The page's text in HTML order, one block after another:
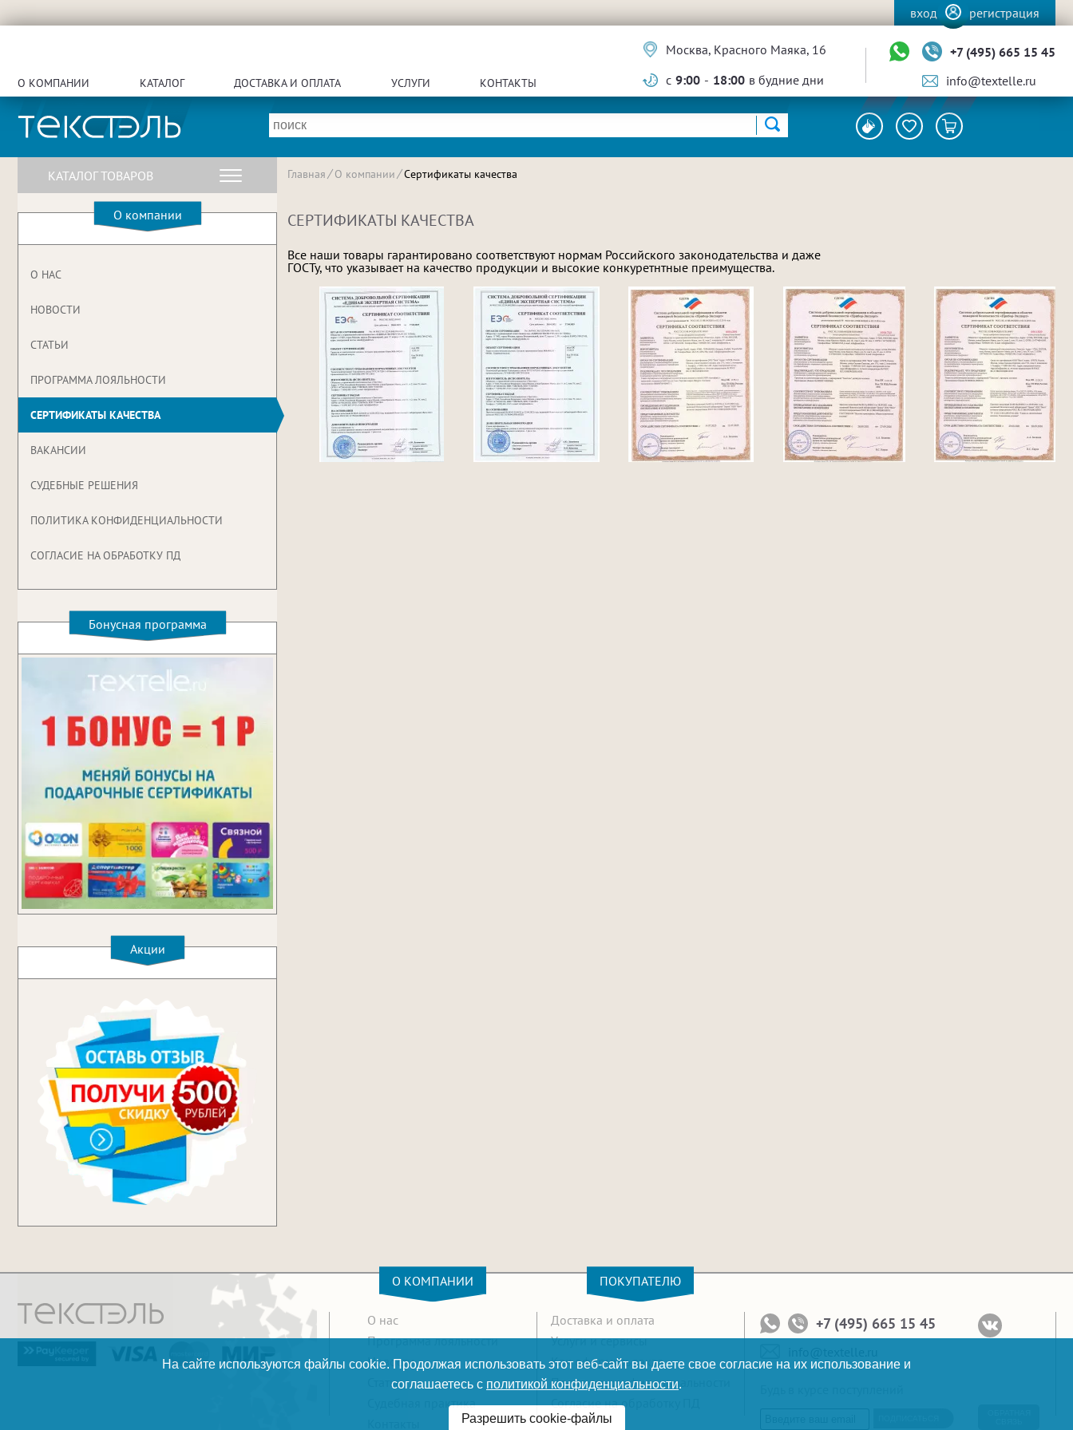
вход регистрация
О КОМПАНИИ КАТАЛОГ ДОСТАВКА И ОПЛАТА УСЛУГИ КОНТАКТЫ
Москва, Красного Маяка, 16
с 9:00 - 18:00 в будние дни
+7 (495) 665 15 45
info@textelle.ru
КАТАЛОГ ТОВАРОВ
О компании
О НАС
НОВОСТИ
СТАТЬИ
ПРОГРАММА ЛОЯЛЬНОСТИ
СЕРТИФИКАТЫ КАЧЕСТВА
ВАКАНСИИ
СУДЕБНЫЕ РЕШЕНИЯ
ПОЛИТИКА КОНФИДЕНЦИАЛЬНОСТИ
СОГЛАСИЕ НА ОБРАБОТКУ ПД
Бонусная программа
Акции
Главная О компании Сертификаты качества
СЕРТИФИКАТЫ КАЧЕСТВА
Все наши товары гарантировано соответствуют нормам Российского законодательства и даже
ГОСТу, что указывает на качество продукции и высокие конкуретнтные преимущества.
О КОМПАНИИ
О нас
Программа лояльности
Новости
Статьи
Судебная практика
ПОКУПАТЕЛЮ
Доставка и оплата
Услуги и сервисы
Как оформить заказ
Политика конфиденциальности
Согласие на обработку ПД
+7 (495) 665 15 45
На сайте используются файлы cookie. Продолжая использовать этот веб-сайт вы даете свое согласие на их использование и
соглашаетесь с политикой конфиденциальности.
Разрешить cookie-файлы